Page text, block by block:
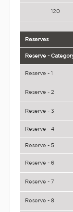
120
Reserves
Reserve -
Reserve - 1
Reserve - 2
Reserve - 3
Reserve - 4
Reserve - 5
Reserve - 6
Reserve - 7
Reserve - 8